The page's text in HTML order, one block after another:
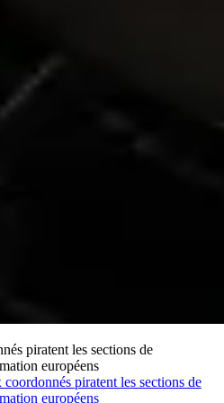
piratent les sections de
européens
piratent les sections de
européens